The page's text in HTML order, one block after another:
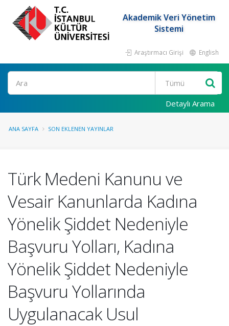
Akademik Veri Yönetim
Sistemi
Araştırmacı Girişi English
Ara
Detaylı Arama
ANA SAYFA SON EKLENEN YAYINLAR
Türk Medeni Kanunu ve
Vesair Kanunlarda Kadına
Yönelik Şiddet Nedeniyle
Başvuru Yolları, Kadına
Yönelik Şiddet Nedeniyle
Başvuru Yollarında
Uygulanacak Usul